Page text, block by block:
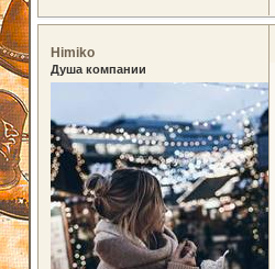
Himiko
Душа компании